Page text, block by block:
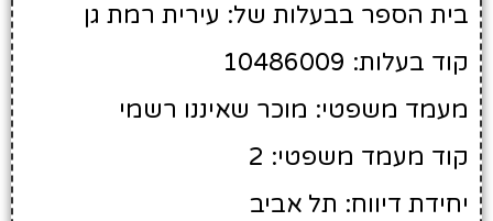
בית הספר בבעלות של: עירית רמת גן
קוד בעלות: 10486009
מעמד משפטי: מוכר שאיננו רשמי
קוד מעמד משפטי: 2
יחידת דיווח: תל אביב